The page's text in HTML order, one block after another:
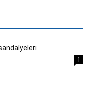
1